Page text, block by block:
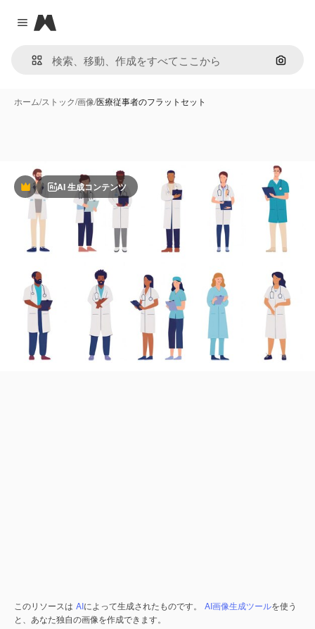
Close menu
Magnific
画像で
ホーム/ストック/画像/医療従事者のフラットセット
PremiumAI 生成コンテンツ
このリソースは AIによって生成されたものです。 AI画像生成ツールを使う
と、あなた独自の画像を作成できます。